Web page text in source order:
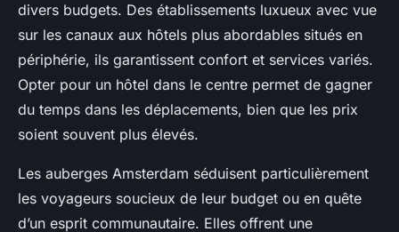
divers budgets. Des établissements luxueux avec vue
sur les canaux aux hôtels plus abordables situés en
périphérie, ils garantissent confort et services variés.
Opter pour un hôtel dans le centre permet de gagner
du temps dans les déplacements, bien que les prix
soient souvent plus élevés.
Les auberges Amsterdam séduisent particulièrement
les voyageurs soucieux de leur budget ou en quête
d’un esprit communautaire. Elles offrent une